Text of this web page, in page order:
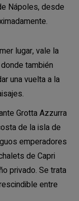
Nápoles, desde
lugar, vale la
también
una vuelta a la
Grotta Azzurra
de la isla de
emperadores
de Capri
privado. Se trata
entre